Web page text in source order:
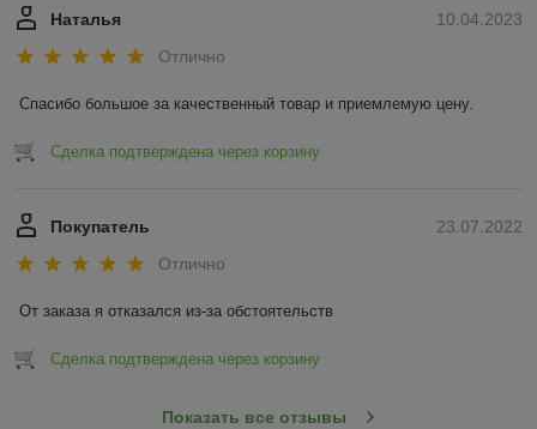
10.04.2023
Наталья
Отлично
Спасибо большое за качественный товар и приемлемую цену.
Сделка подтверждена через корзину
23.07.2022
Покупатель
Отлично
От заказа я отказался из-за обстоятельств
Сделка подтверждена через корзину
Показать все отзывы